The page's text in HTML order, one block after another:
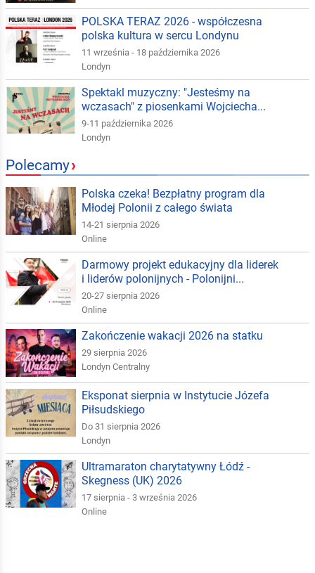
POLSKA TERAZ 2026 - współczesna
polska kultura w sercu Londynu
11 września - 18 października 2026
Londyn
Spektakl muzyczny: "Jesteśmy na
wczasach" z piosenkami Wojciecha...
9-11 października 2026
Londyn
Polecamy›
Polska czeka! Bezpłatny program dla
Młodej Polonii z całego świata
14-21 sierpnia 2026
Online
Darmowy projekt edukacyjny dla liderek
i liderów polonijnych - Polonijni...
20-27 sierpnia 2026
Online
Zakończenie wakacji 2026 na statku
29 sierpnia 2026
Londyn Centralny
Eksponat sierpnia w Instytucie Józefa
Piłsudskiego
Do 31 sierpnia 2026
Londyn
Ultramaraton charytatywny Łódź -
Skegness (UK) 2026
17 sierpnia - 3 września 2026
Online